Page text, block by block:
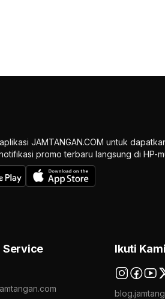
JAMTANGAN.COM untuk
promo terbaru langsung di HP-
Service Ikuti